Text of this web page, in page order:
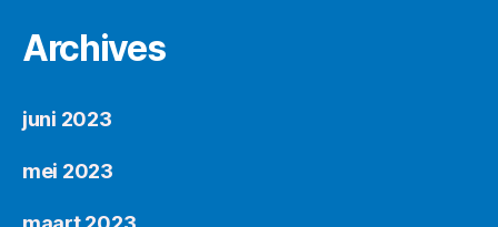
Archives
juni 2023
mei 2023